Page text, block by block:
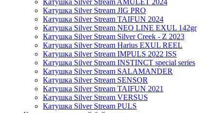
Катушка Silver Stream AMULET 2024
Катушка Silver Stream JIG PRO
Катушка Silver Stream TAIFUN 2024
Катушка Silver Stream NEO LINE EXUL 142gr
Катушка Silver Stream Silver Creek - Z 2023
Катушка Silver Stream Harius EXUL REEL
Катушка Silver Stream IMPULS 2022 ISS
Катушка Silver Stream INSTINCT special series
Катушка Silver Stream SALAMANDER
Катушка Silver Stream SENSOR
Катушка Silver Stream TAIFUN 2021
Катушка Silver Stream VERSUS
Катушка Silver Stream PULS